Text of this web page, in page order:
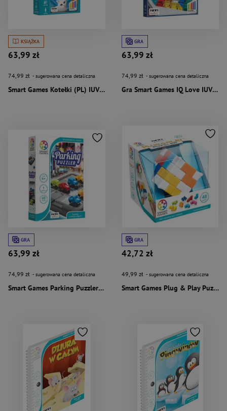
KSIĄŻKA
63,99 zł
74,99 zł - sugerowana cena detaliczna
Smart Games Kotełki (PL) IUVI Games
GRA
63,99 zł
74,99 zł - sugerowana cena detaliczna
Gra Smart Games IQ Love IUVI Games
GRA
63,99 zł
74,99 zł - sugerowana cena detaliczna
Smart Games Parking Puzzler (PL) IUVI Games
GRA
42,72 zł
49,99 zł - sugerowana cena detaliczna
Smart Games Plug & Play Puzzler (Gift Box) (PL)